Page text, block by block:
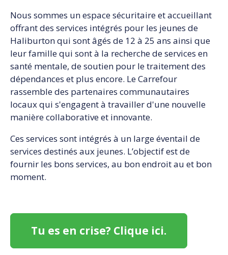
Nous sommes un espace sécuritaire et accueillant
offrant des services intégrés pour les jeunes de
Haliburton qui sont âgés de 12 à 25 ans ainsi que
leur famille qui sont à la recherche de services en
santé mentale, de soutien pour le traitement des
dépendances et plus encore. Le Carrefour
rassemble des partenaires communautaires
locaux qui s'engagent à travailler d'une nouvelle
manière collaborative et innovante.
Ces services sont intégrés à un large éventail de
services destinés aux jeunes. L’objectif est de
fournir les bons services, au bon endroit au et bon
moment.
Tu es en crise? Clique ici.